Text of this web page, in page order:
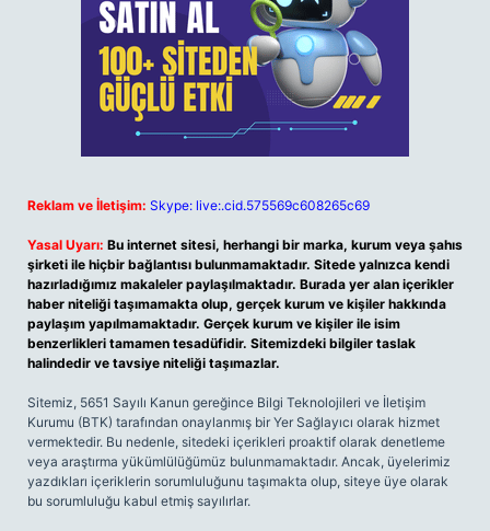
Reklam ve İletişim: Skype: live:.cid.575569c608265c69
Yasal Uyarı: Bu internet sitesi, herhangi bir marka, kurum veya şahıs
şirketi ile hiçbir bağlantısı bulunmamaktadır. Sitede yalnızca kendi
hazırladığımız makaleler paylaşılmaktadır. Burada yer alan içerikler
haber niteliği taşımamakta olup, gerçek kurum ve kişiler hakkında
paylaşım yapılmamaktadır. Gerçek kurum ve kişiler ile isim
benzerlikleri tamamen tesadüfidir. Sitemizdeki bilgiler taslak
halindedir ve tavsiye niteliği taşımazlar.
Sitemiz, 5651 Sayılı Kanun gereğince Bilgi Teknolojileri ve İletişim
Kurumu (BTK) tarafından onaylanmış bir Yer Sağlayıcı olarak hizmet
vermektedir. Bu nedenle, sitedeki içerikleri proaktif olarak denetleme
veya araştırma yükümlülüğümüz bulunmamaktadır. Ancak, üyelerimiz
yazdıkları içeriklerin sorumluluğunu taşımakta olup, siteye üye olarak
bu sorumluluğu kabul etmiş sayılırlar.